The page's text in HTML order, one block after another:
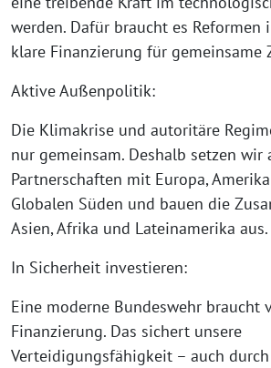
werden. Dafür braucht es Reformen
klare Finanzierung für gemeinsame
Aktive Außenpolitik:
Die Klimakrise und autoritäre
nur gemeinsam. Deshalb setzen
Partnerschaften mit Europa,
Globalen Süden und bauen die
Asien, Afrika und Lateinamerika aus.
In Sicherheit investieren:
Eine moderne Bundeswehr braucht
Finanzierung. Das sichert unsere
Verteidigungsfähigkeit – auch